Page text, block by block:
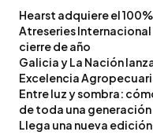
Hearst adquiere el
Atreseries Internacional
cierre de año
Galicia y La Nación
Excelencia
Entre luz y sombra:
de toda una generación
Llega una nueva